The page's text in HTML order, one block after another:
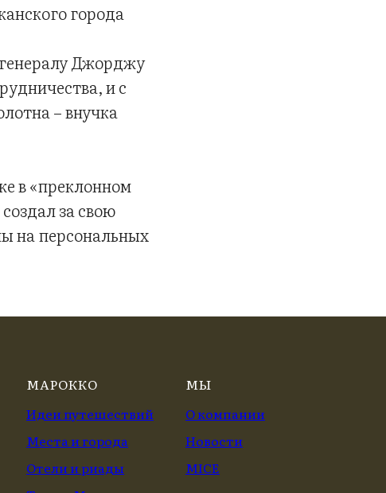
города
Джорджу
и с
– внучка
в «преклонном
за свою
на персональных
МАРОККО
Идеи путешествий
Места и города
Отели и риады
МЫ
О компании
Новости
MICE